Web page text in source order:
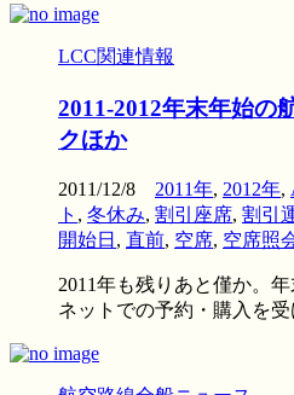
LCC関連情報
2011-2012年末年始の
クほか
2011/12/8 2011年, 2012年,
ト , 冬休み, 割引座席, 割引
開始日 , 直前, 空席, 空席照
2011年も残りあと僅か。
ネットでの予約・購入を